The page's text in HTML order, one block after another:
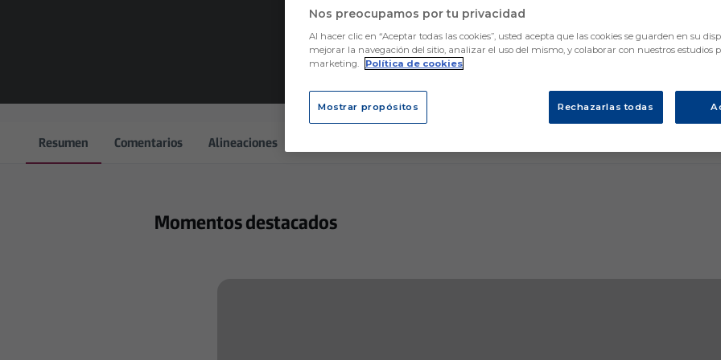
Resumen Comentarios Alineaciones
Momentos destacados
Nos preocupamos por tu privacidad
Al hacer clic en “Aceptar todas las cookies”, usted acepta que las cookies se guarden en su
mejorar la navegación del sitio, analizar el uso del mismo, y colaborar con nuestros estudios
marketing.
Política de cookies
Mostrar propósitos Rechazarlas todas